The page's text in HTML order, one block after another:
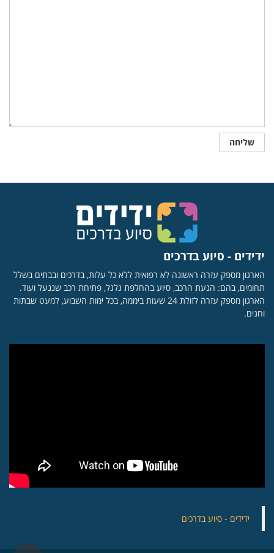
ידידים - סיוע בדרכים
הארגון מספק עזרה ראשונה לא רפואית ללא כל עלות, בדרכים ובבתים בשלל
תחומים, בהם: הנעת הרכב, סיוע בהחלפת גלגל, פתיחת רכב שננעל ועוד.
הארגון מספק עזרה לזולת 24 שעות ביממה, בכל ימות השבוע, למעט שבתות
וחגים.
‏ידידים - סיוע בדרכים